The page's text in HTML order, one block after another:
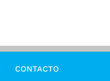
CONTACTO